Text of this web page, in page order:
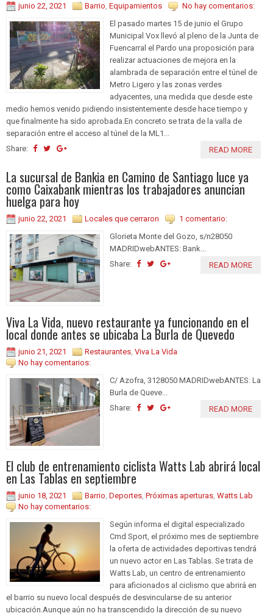
junio 22, 2021 Barrio Equipamientos
No hay comentarios:
El pasado martes 15 de junio el Grupo
Municipal Vox llevó al pleno de la Junta de
Fuencarral el Pardo una proposición para
realizar actuaciones de mejora en la
alambrada de separación entre el túnel de
Metro Ligero y las zonas verdes
adyacentes, una medida que desde este
medio hemos venido pidiendo insistentemente desde hace tiempo y
que finalmente ha sido aprobada.En concreto se trata de la valla de
separación entre el acceso al túnel de la ML1...
Share:
READ MORE
La sucursal de Bankia en Camino de Santiago luce ya
como Caixabank mientras los trabajadores anuncian
huelga para hoy
junio 22, 2021 Locales que cerraron
1 comentario:
Glorieta Monte del Gozo, s/n28050
MADRIDwebANTES: Bank...
Share:
READ MORE
Viva La Vida, nuevo restaurante ya funcionando en el
local donde antes se ubicaba La Burla de Quevedo
junio 21, 2021 Restaurantes Viva La Vida
No hay comentarios:
C/ Azofra, 3128050 MADRIDwebANTES: La
Burla de Queve...
Share:
READ MORE
El club de entrenamiento ciclista Watts Lab abrirá local
en Las Tablas en septiembre
junio 18, 2021 Barrio Deportes Próximas aperturas Watts Lab
No hay comentarios:
Según informa el digital especializado
Cmd Sport, el próximo mes de septiembre
la oferta de actividades deportivas tendrá
un nuevo actor en Las Tablas. Se trata de
Watts Lab, un centro de entrenamiento
para aficionados al ciclismo que abrirá en
el barrio su nuevo local después de desvincularse de su anterior
ubicación.Aunque aún no ha transcendido la dirección de su nuevo